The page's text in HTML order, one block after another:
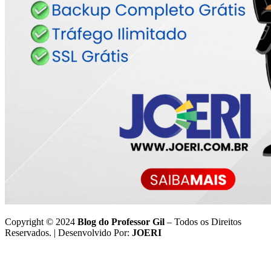
Copyright © 2024 Blog do Professor Gil – Todos os Direitos
Reservados. | Desenvolvido Por: JOERI